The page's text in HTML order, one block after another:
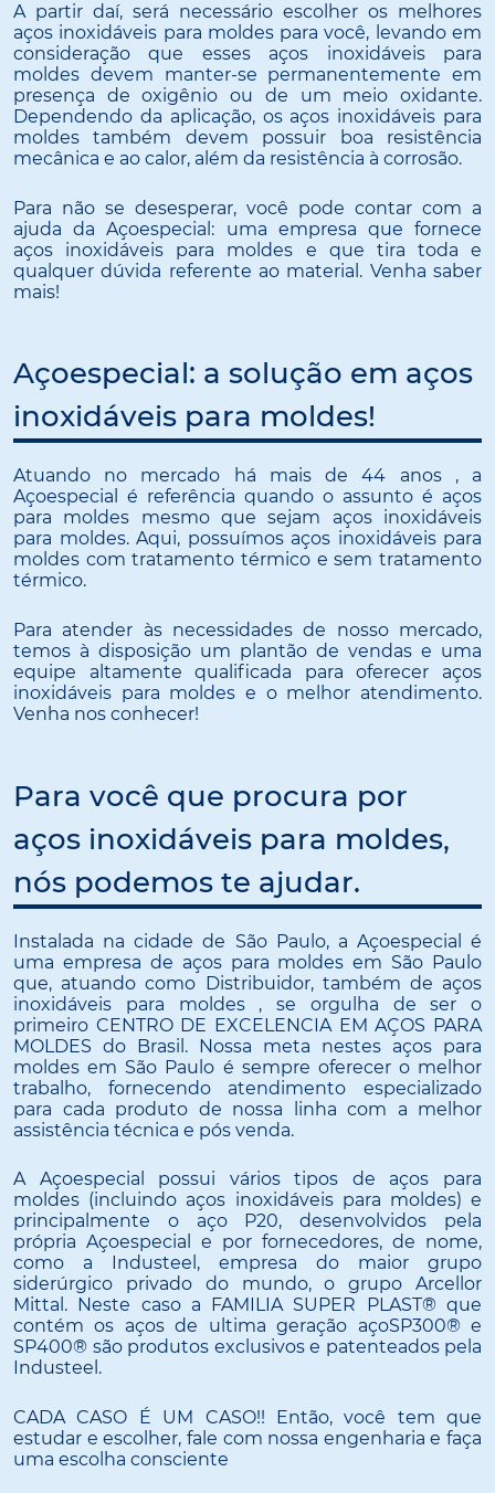
A partir daí, será necessário escolher os melhores
aços inoxidáveis para moldes para você, levando em
consideração que esses aços inoxidáveis para
moldes devem manter-se permanentemente em
presença de oxigênio ou de um meio oxidante.
Dependendo da aplicação, os aços inoxidáveis para
moldes também devem possuir boa resistência
mecânica e ao calor, além da resistência à corrosão.
Para não se desesperar, você pode contar com a
ajuda da Açoespecial: uma empresa que fornece
aços inoxidáveis para moldes e que tira toda e
qualquer dúvida referente ao material. Venha saber
mais!
Açoespecial: a solução em aços
inoxidáveis para moldes!
Atuando no mercado há mais de 44 anos , a
Açoespecial é referência quando o assunto é aços
para moldes mesmo que sejam aços inoxidáveis
para moldes. Aqui, possuímos aços inoxidáveis para
moldes com tratamento térmico e sem tratamento
térmico.
Para atender às necessidades de nosso mercado,
temos à disposição um plantão de vendas e uma
equipe altamente qualificada para oferecer aços
inoxidáveis para moldes e o melhor atendimento.
Venha nos conhecer!
Para você que procura por
aços inoxidáveis para moldes,
nós podemos te ajudar.
Instalada na cidade de São Paulo, a Açoespecial é
uma empresa de aços para moldes em São Paulo
que, atuando como Distribuidor, também de aços
inoxidáveis para moldes , se orgulha de ser o
primeiro CENTRO DE EXCELENCIA EM AÇOS PARA
MOLDES do Brasil. Nossa meta nestes aços para
moldes em São Paulo é sempre oferecer o melhor
trabalho, fornecendo atendimento especializado
para cada produto de nossa linha com a melhor
assistência técnica e pós venda.
A Açoespecial possui vários tipos de aços para
moldes (incluindo aços inoxidáveis para moldes) e
principalmente o aço P20, desenvolvidos pela
própria Açoespecial e por fornecedores, de nome,
como a Industeel, empresa do maior grupo
siderúrgico privado do mundo, o grupo Arcellor
Mittal. Neste caso a FAMILIA SUPER PLAST® que
contém os aços de ultima geração açoSP300® e
SP400® são produtos exclusivos e patenteados pela
Industeel.
CADA CASO É UM CASO!! Então, você tem que
estudar e escolher, fale com nossa engenharia e faça
uma escolha consciente